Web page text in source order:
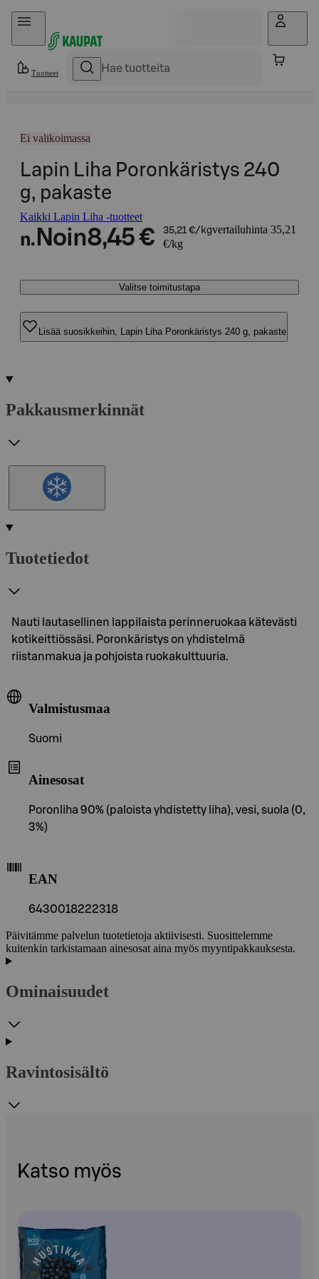
Hyppää sisältöön
Tuotteet
Ei valikoimassa
Lapin Liha Poronkäristys 240
g, pakaste
Kaikki Lapin Liha -tuotteet
n. Noin8,45 € 35,21 €/kgvertailuhinta 35,21
€/kg
Valitse toimitustapa
Lisää suosikkeihin, Lapin Liha Poronkäristys 240 g, pakaste
Pakkausmerkinnät
Tuotetiedot
Nauti lautasellinen lappilaista perinneruokaa kätevästi
kotikeittiössäsi. Poronkäristys on yhdistelmä
riistanmakua ja pohjoista ruokakulttuuria.
Valmistusmaa
Suomi
Ainesosat
Poronliha 90% (paloista yhdistetty liha), vesi, suola (0,
3%)
EAN
6430018222318
Päivitämme palvelun tuotetietoja aktiivisesti. Suosittelemme
kuitenkin tarkistamaan ainesosat aina myös myyntipakkauksesta.
Ominaisuudet
Ravintosisältö
Katso myös